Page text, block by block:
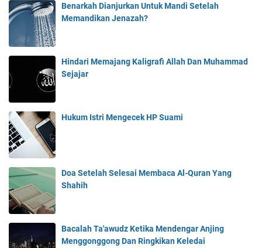
Benarkah Dianjurkan Untuk Mandi Setelah
Memandikan Jenazah?
Hindari Memajang Kaligrafi Allah Dan Muhammad
Sejajar
Hukum Istri Mengecek HP Suami
Doa Setelah Selesai Membaca Al-Quran Yang
Shahih
Bacalah Ta'awudz Ketika Mendengar Anjing
Menggonggong Dan Ringkikan Keledai